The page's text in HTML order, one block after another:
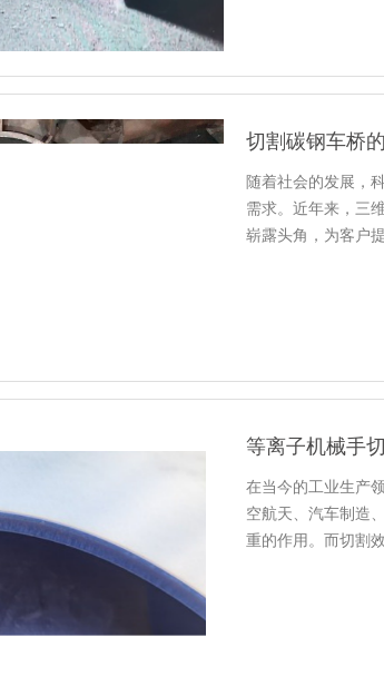
随着社会的发展，
需求。近年来，三
崭露头角，为客户
在当今的工业生产
空航天、汽车制造
重的作用。而切割